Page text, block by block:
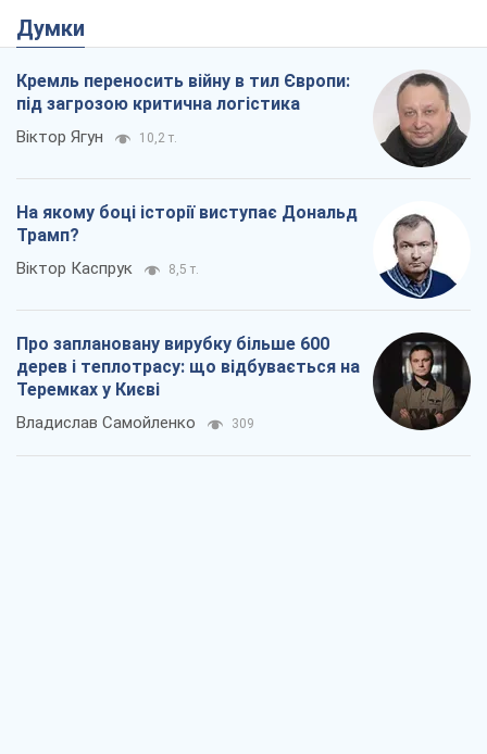
Думки
Кремль переносить війну в тил Європи:
під загрозою критична логістика
Віктор Ягун 10,2 т.
На якому боці історії виступає Дональд
Трамп?
Віктор Каспрук 8,5 т.
Про заплановану вирубку більше 600
дерев і теплотрасу: що відбувається на
Теремках у Києві
Владислав Самойленко 309